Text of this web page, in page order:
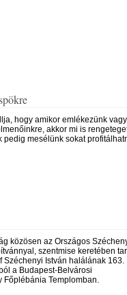
hogy amikor emlékezünk
akkor mi is
pedig mesélünk sokat
közösen az Országos
szentmise keretében
Széchenyi István halálának 163.
a Budapest-Belvárosi
Templomban.